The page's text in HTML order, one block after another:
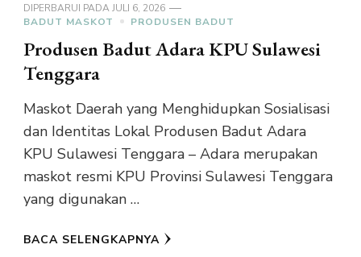
DIPERBARUI PADAJULI 6, 2026
BADUT MASKOT
PRODUSEN BADUT
Produsen Badut Adara KPU Sulawesi
Tenggara
Maskot Daerah yang Menghidupkan Sosialisasi
dan Identitas Lokal Produsen Badut Adara
KPU Sulawesi Tenggara – Adara merupakan
maskot resmi KPU Provinsi Sulawesi Tenggara
yang digunakan …
BACA SELENGKAPNYA